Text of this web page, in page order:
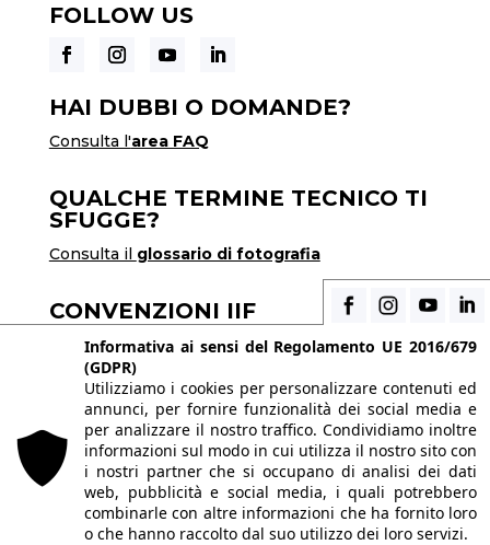
FOLLOW US
HAI DUBBI O DOMANDE?
Consulta l'area FAQ
QUALCHE TERMINE TECNICO TI
SFUGGE?
Consulta il glossario di fotografia
CONVENZIONI IIF
Scopri i vantaggi di essere uno studente di IIF
© 2026 Istituto Italiano di Fotografia® srl, Via
Enrico Caviglia 3, 20139 Milano | Tel 02/58107623
- 02/58107139
P.IVA IT10863240155 | PECiifmilano@pec.it |
REA MI-1415688 | Capitale sociale € 10.400,00 I.V.
Informativa ai sensi del Regolamento UE 2016/679
(GDPR)
Utilizziamo i cookies per personalizzare contenuti ed
annunci, per fornire funzionalità dei social media e
per analizzare il nostro traffico. Condividiamo inoltre
informazioni sul modo in cui utilizza il nostro sito con
i nostri partner che si occupano di analisi dei dati
web, pubblicità e social media, i quali potrebbero
combinarle con altre informazioni che ha fornito loro
o che hanno raccolto dal suo utilizzo dei loro servizi.